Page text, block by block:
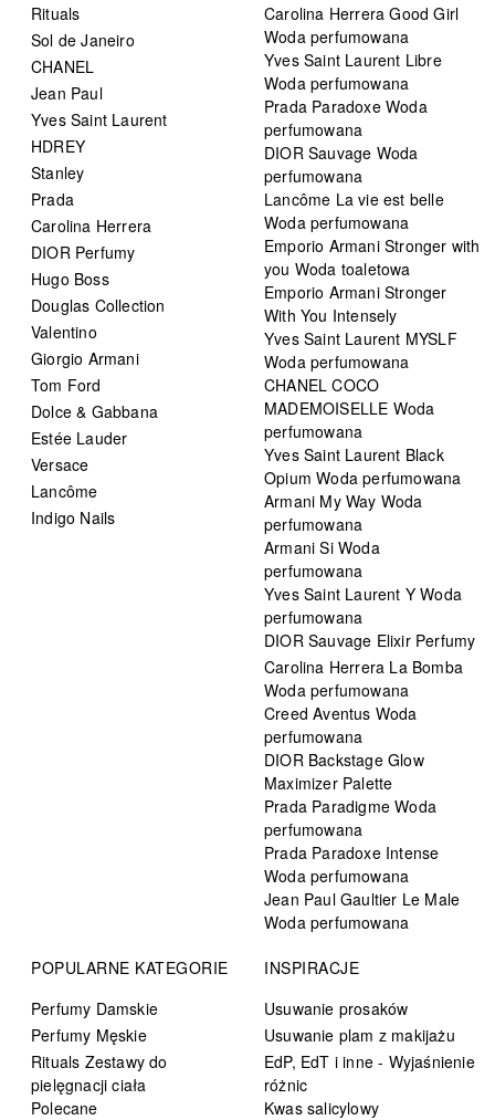
Rituals
Sol de Janeiro
CHANEL
Jean Paul
Yves Saint Laurent
HDREY
Stanley
Prada
Carolina Herrera
DIOR Perfumy
Hugo Boss
Douglas Collection
Valentino
Giorgio Armani
Tom Ford
Dolce & Gabbana
Estée Lauder
Versace
Lancôme
Indigo Nails
Carolina Herrera Good Girl
Woda perfumowana
Yves Saint Laurent Libre
Woda perfumowana
Prada Paradoxe Woda
perfumowana
DIOR Sauvage Woda
perfumowana
Lancôme La vie est belle
Woda perfumowana
Emporio Armani Stronger with
you Woda toaletowa
Emporio Armani Stronger
With You Intensely
Yves Saint Laurent MYSLF
Woda perfumowana
CHANEL COCO
MADEMOISELLE Woda
perfumowana
Yves Saint Laurent Black
Opium Woda perfumowana
Armani My Way Woda
perfumowana
Armani Si Woda
perfumowana
Yves Saint Laurent Y Woda
perfumowana
DIOR Sauvage Elixir Perfumy
Carolina Herrera La Bomba
Woda perfumowana
Creed Aventus Woda
perfumowana
DIOR Backstage Glow
Maximizer Palette
Prada Paradigme Woda
perfumowana
Prada Paradoxe Intense
Woda perfumowana
Jean Paul Gaultier Le Male
Woda perfumowana
POPULARNE KATEGORIE
Perfumy Damskie
Perfumy Męskie
Rituals Zestawy do
pielęgnacji ciała
Polecane
INSPIRACJE
Usuwanie prosaków
Usuwanie plam z makijażu
EdP, EdT i inne - Wyjaśnienie
różnic
Kwas salicylowy